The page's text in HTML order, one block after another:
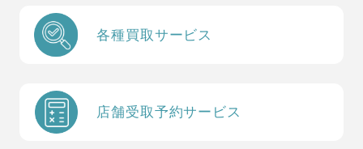
各種買取サービス
店舗受取予約サービス